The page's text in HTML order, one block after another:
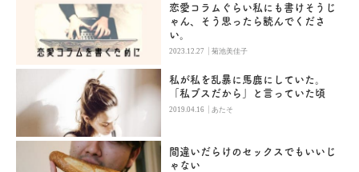
恋愛コラムぐらい私にも書けそうじ
ゃん、そう思ったら読んでくださ
い。
2023.12.27 |菊池美佳子
私が私を乱暴に馬鹿にしていた。
「私ブスだから」と言っていた頃
2019.04.16 |あたそ
間違いだらけのセックスでもいいじ
ゃない